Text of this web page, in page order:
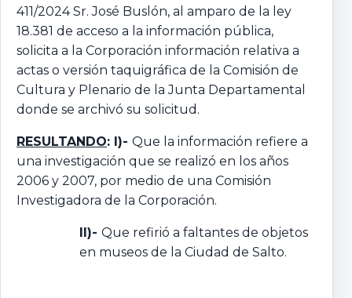
411/2024 Sr. José Buslón, al amparo de la ley
18.381 de acceso a la información pública,
solicita a la Corporación información relativa a
actas o versión taquigráfica de la Comisión de
Cultura y Plenario de la Junta Departamental
donde se archivó su solicitud.
RESULTANDO: I)- Que la información refiere a
una investigación que se realizó en los años
2006 y 2007, por medio de una Comisión
Investigadora de la Corporación.
II)- Que refirió a faltantes de objetos
en museos de la Ciudad de Salto.